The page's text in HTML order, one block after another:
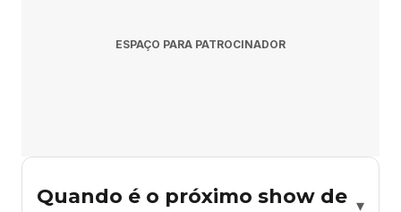
ESPAÇO PARA PATROCINADOR
Quando é o próximo show de ▾